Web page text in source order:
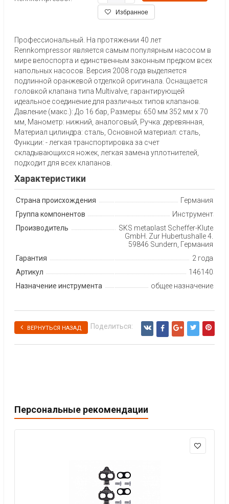
Избранное
Профессиональный. На протяжении 40 лет
Rennkompressor является самым популярным насосом в
мире велоспорта и единственным законным предком всех
напольных насосов. Версия 2008 года выделяется
подлинной оранжевой отделкой оригинала. Оснащается
головкой клапана типа Multivalve, гарантирующей
идеальное соединение для различных типов клапанов.
Давление (макс.): До 16 бар, Размеры: 650 мм 352 мм x 70
мм, Манометр: нижний, аналоговый, Ручка: деревянная,
Материал цилиндра: сталь, Основной материал: сталь,
Функции: - легкая транспортировка за счет
складывающихся ножек, легкая замена уплотнителей,
подходит для всех клапанов.
Характеристики
Страна происхождения
Германия
Группа компонентов
Инструмент
Производитель
SKS metaplast Scheffer-Klute
GmbH, Zur Hubertushalle 4,
59846 Sundern, Германия
Гарантия
2 года
Артикул
146140
Назначение инструмента
общее назначение
ВЕРНУТЬСЯ НАЗАД Поделиться:
Персональные рекомендации